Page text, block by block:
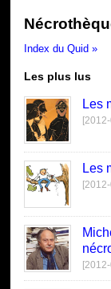
Index du Quid »
Les plus lus
Les
Les